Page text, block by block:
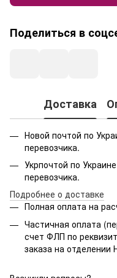
Поделиться в
Доставка
Новой почтой по
перевозчика.
Укрпочтой по
перевозчика.
Подробнее о доставке
Полная оплата на
Частичная оплата
счет ФЛП по
заказа на отделении